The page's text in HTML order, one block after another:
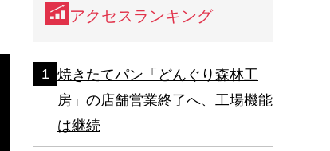
アクセスランキング
焼きたてパン「どんぐり森林工
房」の店舗営業終了へ、工場機能
は継続